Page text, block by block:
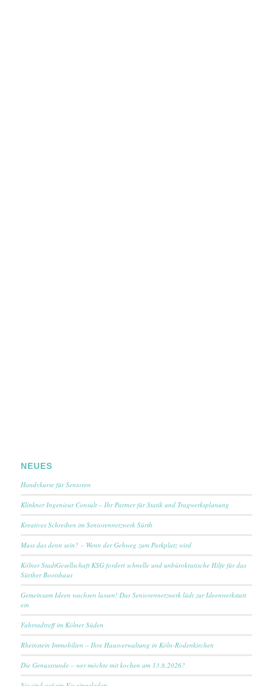
NEUES
Handykurse für Senioren
Klinkner Ingenieur Consult – Ihr Partner für Statik und Tragwerksplanung
Kreatives Schreiben im Seniorennetzwerk Sürth
Muss das denn sein? – Wenn der Gehweg zum Parkplatz wird
Kölner StadtGesellschaft KSG fordert schnelle und unbürokratische Hilfe für das
Sürther Bootshaus
Gemeinsam Ideen wachsen lassen! Das Seniorennetzwerk lädt zur Ideenwerkstatt
ein
Fahrradtreff im Kölner Süden
Rheinstein Immobilien – Ihre Hausverwaltung in Köln-Rodenkirchen
Die Genussrunde – wer möchte mit kochen am 13.8.2026?